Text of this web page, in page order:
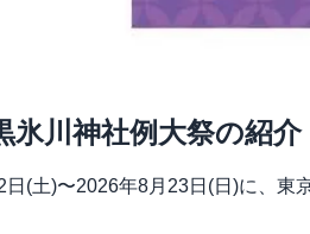
氷川神社例大祭の紹介
日(土)〜2026年8月23日(日)に、東